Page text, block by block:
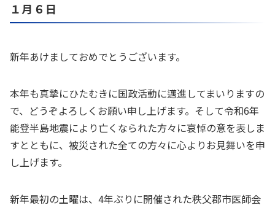
１月６日
新年あけましておめでとうございます。
本年も真摯にひたむきに国政活動に邁進してまいりますの
で、どうぞよろしくお願い申し上げます。そして令和6年
能登半島地震により亡くなられた方々に哀悼の意を表しま
すとともに、被災された全ての方々に心よりお見舞いを申
し上げます。
新年最初の土曜は、4年ぶりに開催された秩父郡市医師会